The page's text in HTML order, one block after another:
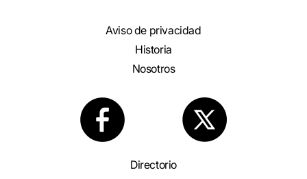
Aviso de privacidad
Historia
Nosotros
Directorio